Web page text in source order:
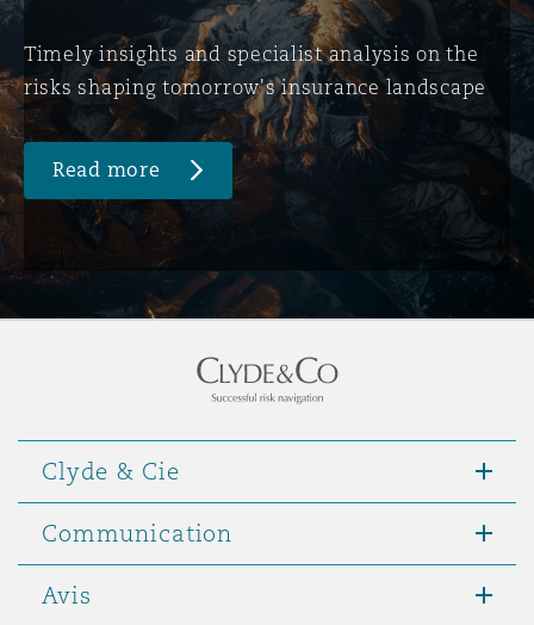
Timely insights and specialist analysis on the
risks shaping tomorrow's insurance landscape
Read more
Clyde & Cie
Communication
Avis